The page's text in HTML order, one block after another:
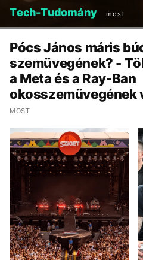
Tech-Tudomány most
Pócs János máris
szemüvegének? -
a Meta és a Ray-Ban
okosszemüvegének
MOST